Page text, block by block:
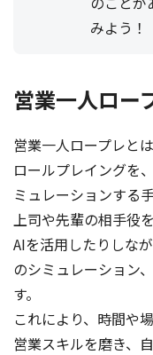
みよう！
営業一人ロー
営業一人ロープレと
ロールプレイングを
ミュレーションする手
上司や先輩の相手役
AIを活用したりしな
のシミュレーション
す。
これにより、時間や
営業スキルを磨き、